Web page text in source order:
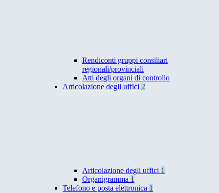
Rendiconti gruppi consiliari
regionali/provinciali
Atti degli organi di controllo
Articolazione degli uffici 2
Articolazione degli uffici 1
Organigramma 1
Telefono e posta elettronica 1